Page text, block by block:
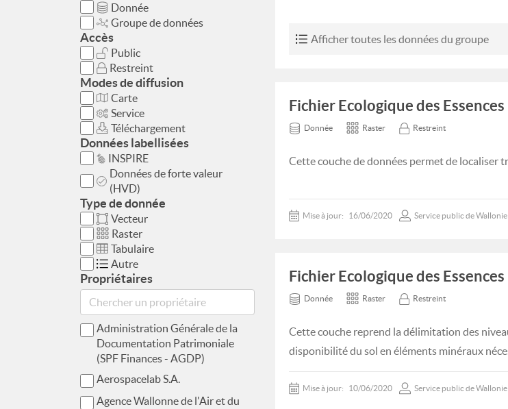
Donnée
Groupe de données
Accès
Public
Restreint
Modes de diffusion
Carte
Service
Téléchargement
Données labellisées
INSPIRE
Données de forte valeur
(HVD)
Type de donnée
Vecteur
Raster
Tabulaire
Autre
Propriétaires
Administration Générale de la
Documentation Patrimoniale
(SPF Finances - AGDP)
Aerospacelab S.A.
Agence Wallonne de l'Air et du
Afficher toutes les données du groupe
Fichier Ecologique des
Donnée Raster Restreint
Cette couche de données permet de localiser
Mise à jour: 16/06/2020 Service public de Wallonie
Fichier Ecologique des
Donnée Raster Restreint
Cette couche reprend la délimitation des
disponibilité du sol en éléments minéraux
Mise à jour: 10/06/2020 Service public de Wallonie